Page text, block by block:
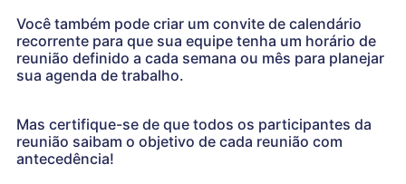
Você também pode criar um convite de calendário
recorrente para que sua equipe tenha um horário de
reunião definido a cada semana ou mês para planejar
sua agenda de trabalho.
Mas certifique-se de que todos os participantes da
reunião saibam o objetivo de cada reunião com
antecedência!